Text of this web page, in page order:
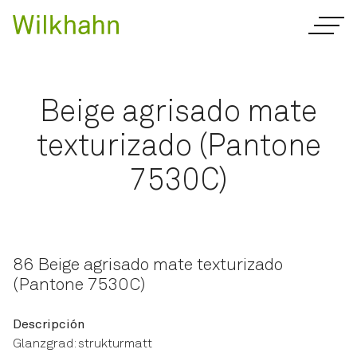
Beige agrisado mate
texturizado (Pantone
7530C)
86 Beige agrisado mate texturizado
(Pantone 7530C)
Descripción
Glanzgrad: strukturmatt